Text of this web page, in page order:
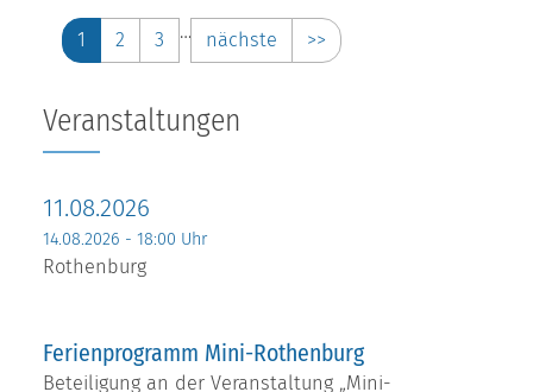
1 2 3 … nächste >>
Veranstaltungen
11.08.2026
14.08.2026 - 18:00 Uhr
Rothenburg
Ferienprogramm Mini-Rothenburg
Beteiligung an der Veranstaltung „Mini-